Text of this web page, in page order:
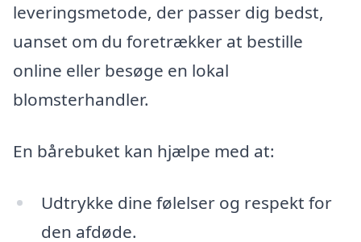
leveringsmetode, der passer dig bedst,
uanset om du foretrækker at bestille
online eller besøge en lokal
blomsterhandler.
En bårebuket kan hjælpe med at:
Udtrykke dine følelser og respekt for
den afdøde.